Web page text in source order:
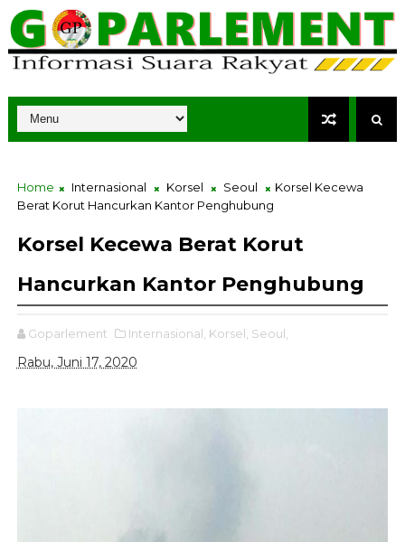
Home Internasional Korsel Seoul
Korsel Kecewa
Berat Korut Hancurkan Kantor Penghubung
Korsel Kecewa Berat Korut
Hancurkan Kantor Penghubung
Goparlement Internasional, Korsel, Seoul,
Rabu, Juni 17, 2020